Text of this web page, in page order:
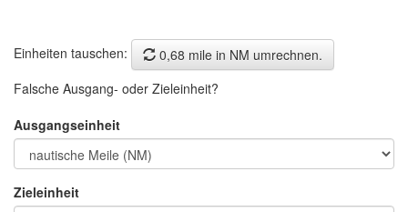
Einheiten tauschen:
0,68 mile in NM umrechnen.
Falsche Ausgang- oder Zieleinheit?
Ausgangseinheit
Zieleinheit